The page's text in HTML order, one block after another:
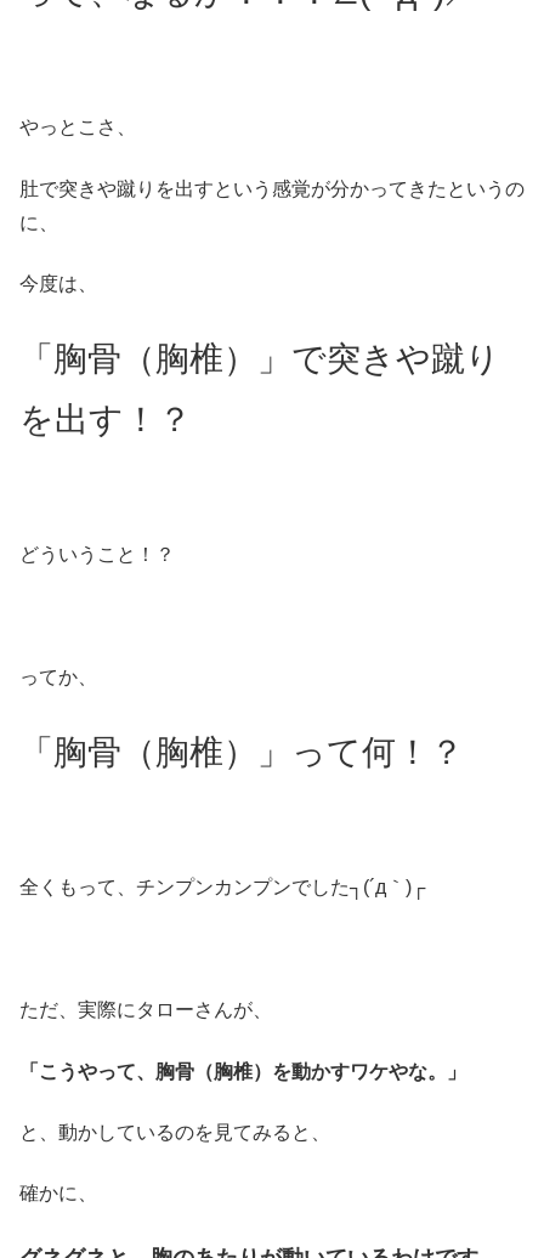
やっとこさ、
肚で突きや蹴りを出すという感覚が分かってきたというの
に、
今度は、
「胸骨（胸椎）」で突きや蹴り
を出す！？
どういうこと！？
ってか、
「胸骨（胸椎）」って何！？
全くもって、チンプンカンプンでした┐(´д｀)┌
ただ、実際にタローさんが、
「こうやって、胸骨（胸椎）を動かすワケやな。」
と、動かしているのを見てみると、
確かに、